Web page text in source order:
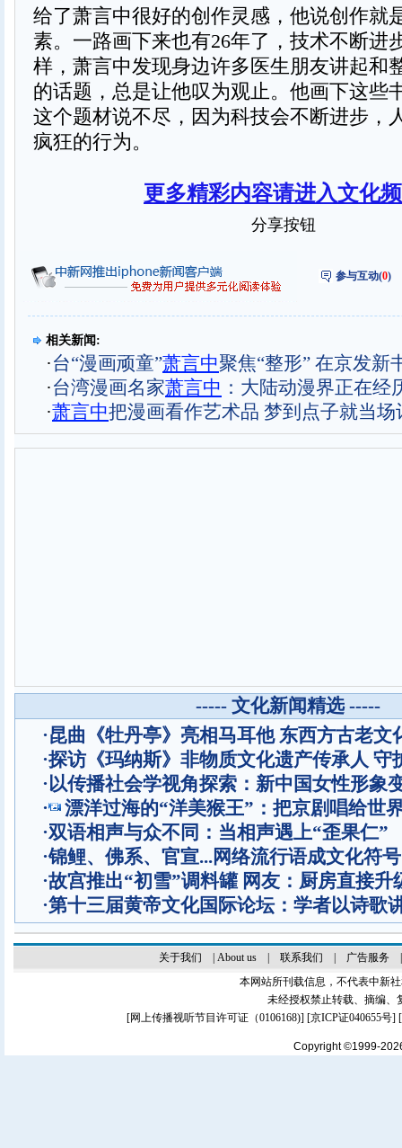
给了萧言中很好的创作灵感，他说创作就
素。一路画下来也有26年了，技术不断进
样，萧言中发现身边许多医生朋友讲起和
的话题，总是让他叹为观止。他画下这些
这个题材说不尽，因为科技会不断进步，
疯狂的行为。
更多精彩内容请进入文化
分享按钮
参与互动(0)
相关新闻:
·台“漫画顽童”萧言中聚焦“整形” 在京发新
·台湾漫画名家萧言中 ：大陆动漫界正在经
·萧言中把漫画看作艺术品 梦到点子就当场
----- 文化新闻精选 -----
·昆曲《牡丹亭》亮相马耳他 东西方古老文
·探访《玛纳斯》非物质文化遗产传承人 守
·以传播社会学视角探索：新中国女性形象
·
漂洋过海的“洋美猴王”：把京剧唱给世
·双语相声与众不同：当相声遇上“歪果仁”
·锦鲤、佛系、官宣...网络流行语成文化符号
·故宫推出“初雪”调料罐 网友：厨房直接升
·第十三届黄帝文化国际论坛：学者以诗歌
关于我们 About us| 联系我们 广告服务
本网站所刊载信息，不代表中新
未经授权禁止转载、摘编、
[网上传播视听节目许可证（0106168)] [京ICP证040655号]
Copyright ©1999-